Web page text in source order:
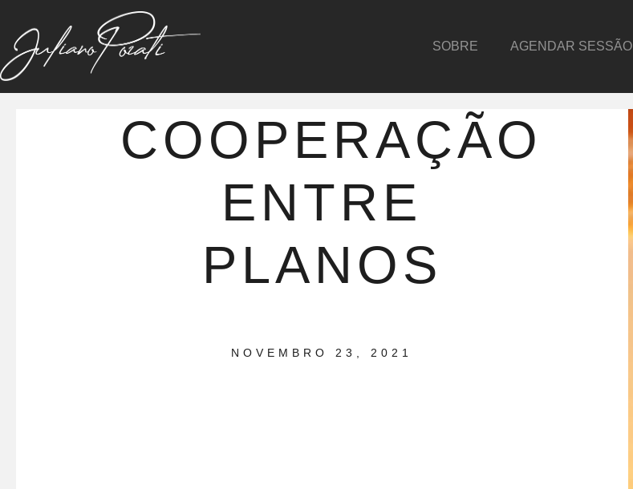
SOBRE AGENDAR SESSÃO
COOPERAÇÃO
ENTRE
PLANOS
NOVEMBRO 23, 2021